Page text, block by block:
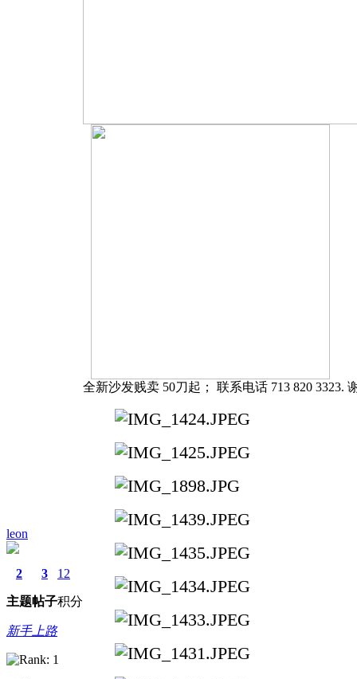
leon
2
主题
3
帖子
12
积分
新手上路
全新沙发贱卖 50刀起； 联系电话 713 820 3323.